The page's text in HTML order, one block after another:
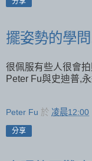
擺姿勢的學
很佩服有些人很會
Peter Fu與史迪普,
Peter Fu 於 凌晨12:00
分享